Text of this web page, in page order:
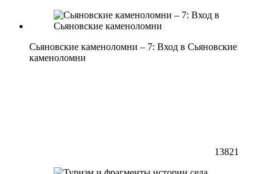
Сьяновские каменоломни – 7: Вход в Сьяновские
каменоломни
13821